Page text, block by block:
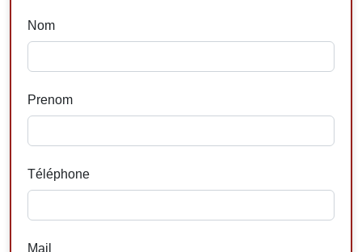
Nom
Prenom
Téléphone
Mail